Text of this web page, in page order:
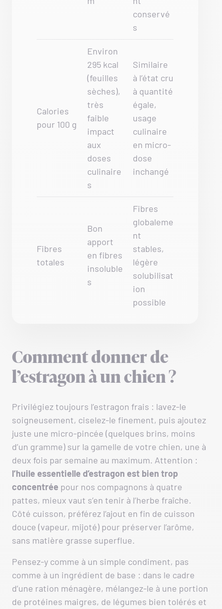
conservé
s
Calories
pour 100 g
Environ
295 kcal
(feuilles
sèches),
très
faible
impact
aux
doses
culinaire
s
Similaire
à l’état cru
à quantité
égale,
usage
culinaire
en micro-
dose
inchangé
Fibres
totales
Bon
apport
en fibres
insoluble
s
Fibres
globaleme
nt
stables,
légère
solubilisat
ion
possible
Comment donner de
l’estragon à un chien ?
Privilégiez toujours l’estragon frais : lavez-le
soigneusement, ciselez-le finement, puis ajoutez
juste une micro-pincée (quelques brins, moins
d’un gramme) sur la gamelle de votre chien, une à
deux fois par semaine au maximum. Attention :
l’huile essentielle d’estragon est bien trop
concentrée pour nos compagnons à quatre
pattes, mieux vaut s’en tenir à l’herbe fraîche.
Côté cuisson, préférez l’ajout en fin de cuisson
douce (vapeur, mijoté) pour préserver l’arôme,
sans matière grasse superflue.
Pensez-y comme à un simple condiment, pas
comme à un ingrédient de base : dans le cadre
d’une ration ménagère, mélangez-le à une portion
de protéines maigres, de légumes bien tolérés et